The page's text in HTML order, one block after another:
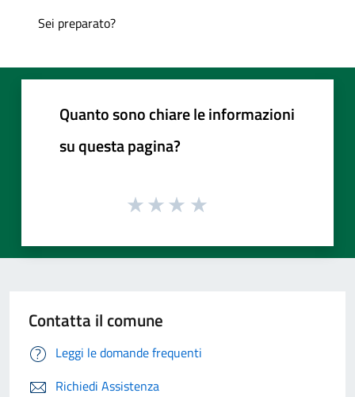
Sei preparato?
Quanto sono chiare le informazioni
su questa pagina?
Contatta il comune
Leggi le domande frequenti
Richiedi Assistenza